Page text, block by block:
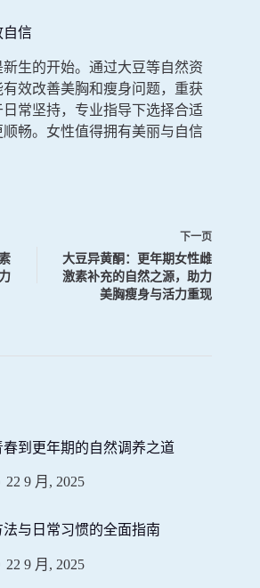
自信
生的开始。通过大豆等自然资
效改善美胸和瘦身问题，重获
常坚持，专业指导下选择合适
畅。女性值得拥有美丽与自信
下一页
大豆异黄酮：更年期女性雌
激素补充的自然之源，助力
美胸瘦身与活力重现
到更年期的自然调养之道
22 9 月, 2025
与日常习惯的全面指南
22 9 月, 2025